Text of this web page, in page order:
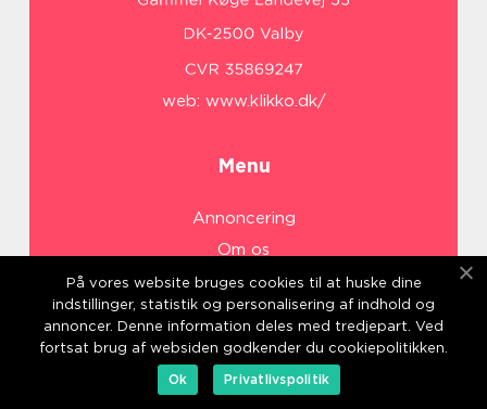
web: www.klikko.dk/
Menu
Annoncering
Om os
Cookies
Kontakt os
Sitemap
På vores website bruges cookies til at huske dine
indstillinger, statistik og personalisering af indhold og
annoncer. Denne information deles med tredjepart. Ved
fortsat brug af websiden godkender du cookiepolitikken.
Ok
Privatlivspolitik